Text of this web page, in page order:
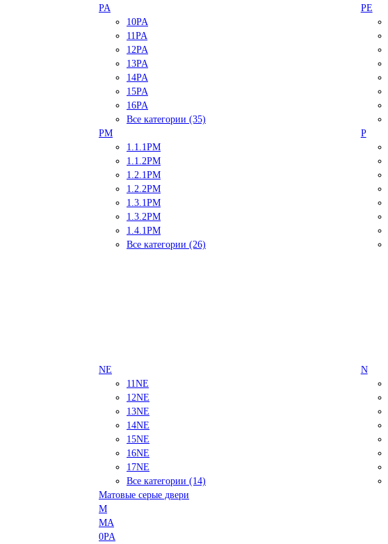
PA
10PA
11PA
12PA
13PA
14PA
15PA
16PA
Все категории (35)
PE
PM
1.1.1PM
1.1.2PM
1.2.1PM
1.2.2PM
1.3.1PM
1.3.2PM
1.4.1PM
Все категории (26)
P
NE
11NE
12NE
13NE
14NE
15NE
16NE
17NE
Все категории (14)
N
Матовые серые двери
M
MA
0PA